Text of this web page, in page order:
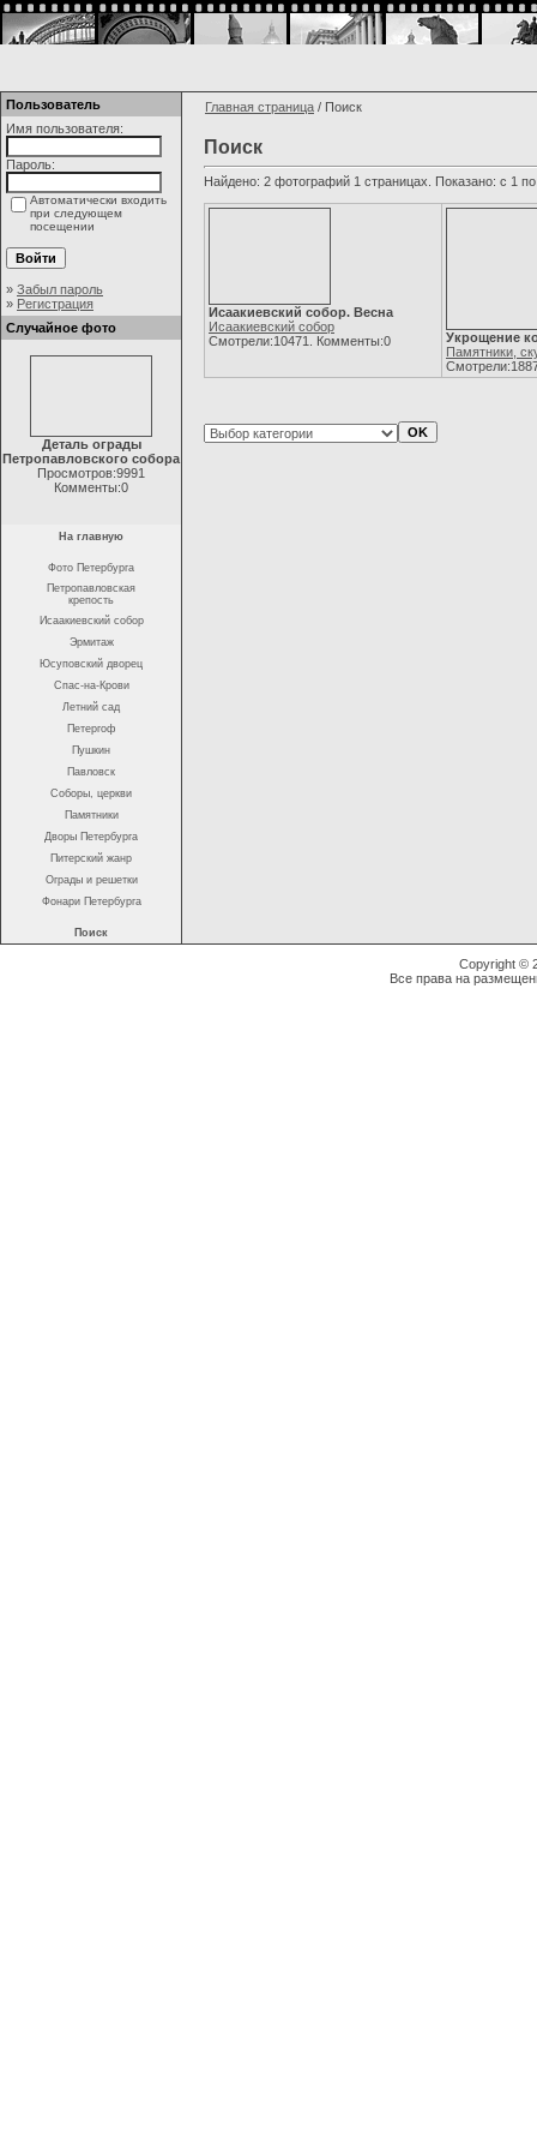
Пользователь
Имя пользователя:
Пароль:
Автоматически входить
при следующем
посещении
» Забыл пароль
» Регистрация
Случайное фото
Деталь ограды
Петропавловского собора
Просмотров:9991
Комменты:0
На главную
Фото Петербурга
Петропавловская
крепость
Исаакиевский собор
Эрмитаж
Юсуповский дворец
Спас-на-Крови
Летний сад
Петергоф
Пушкин
Павловск
Соборы, церкви
Памятники
Дворы Петербурга
Питерский жанр
Ограды и решетки
Фонари Петербурга
Поиск
Главная страница / Поиск
Поиск
Найдено: 2 фотографий 1 страницах. Показано: с 1
Исаакиевский собор. Весна
Исаакиевский собор
Смотрели:10471. Комменты:0
Укрощение
Памятники,
Copyright ©
Все права на